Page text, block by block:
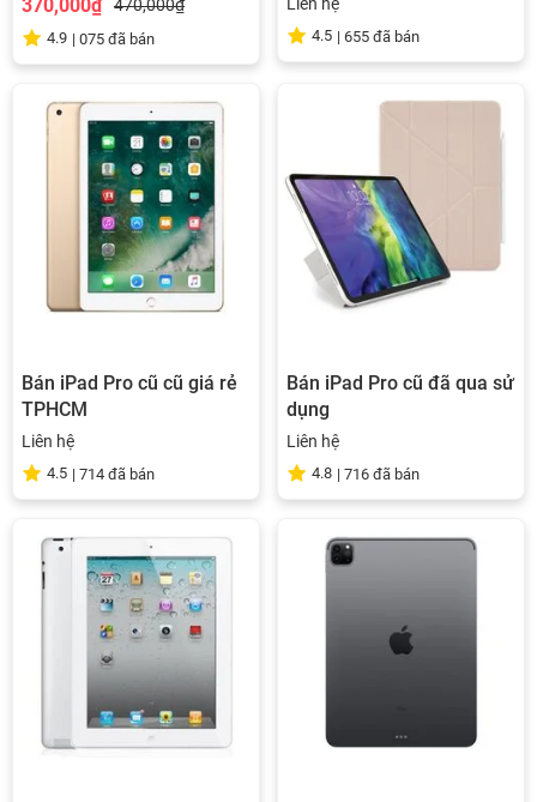
370,000₫
470,000₫
4.9 | 075 đã bán
Liên hệ
4.5 | 655 đã bán
Bán iPad Pro cũ cũ giá rẻ
TPHCM
Liên hệ
4.5 | 714 đã bán
Bán iPad Pro cũ đã qua sử
dụng
Liên hệ
4.8 | 716 đã bán